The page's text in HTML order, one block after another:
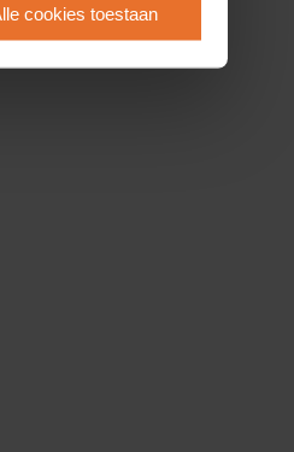
cookies toestaan